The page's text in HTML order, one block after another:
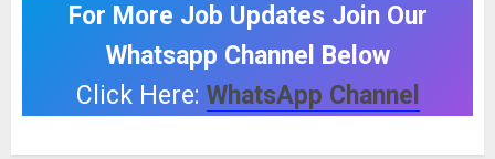
For More Job Updates Join Our
Whatsapp Channel Below
Click Here: WhatsApp Channel